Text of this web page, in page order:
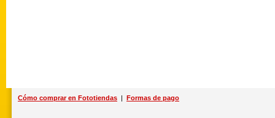
Cómo comprar en Fototiendas | Formas de pago